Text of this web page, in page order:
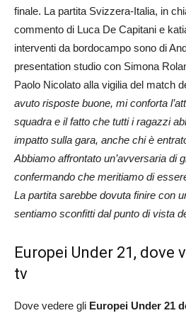
finale. La partita Svizzera-Italia, in
commento di Luca De Capitani e
interventi da bordocampo sono di
presentation studio con Simona
Paolo Nicolato alla vigilia del match
avuto risposte buone, mi conforta
squadra e il fatto che tutti i ragazzi
impatto sulla gara, anche chi è
Abbiamo affrontato un’avversaria di
confermando che meritiamo di
La partita sarebbe dovuta finire con
sentiamo sconfitti dal punto di vista
Europei Under 21, dove
tv
Dove vedere gli Europei Under 21